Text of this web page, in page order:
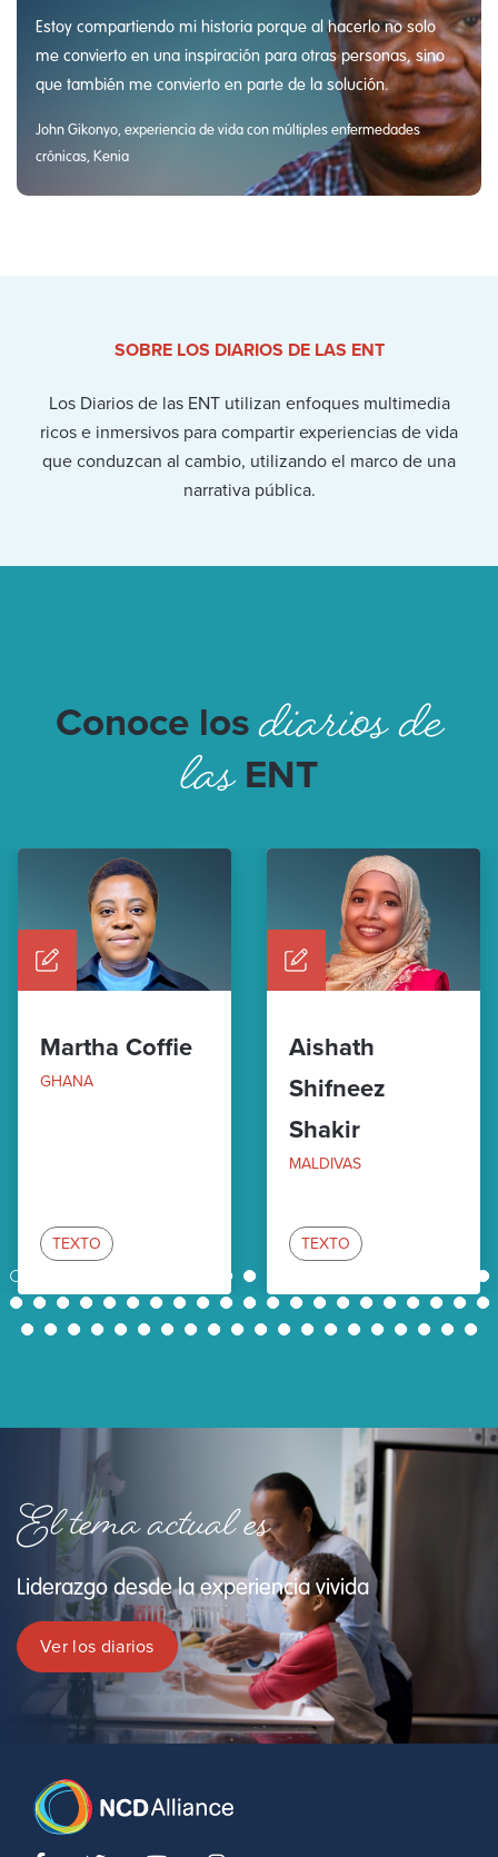
Estoy compartiendo mi historia porque al hacerlo no solo
me convierto en una inspiración para otras personas, sino
que también me convierto en parte de la solución.
John Gikonyo, experiencia de vida con múltiples enfermedades
crónicas, Kenia
SOBRE LOS DIARIOS DE LAS ENT
Los Diarios de las ENT utilizan enfoques multimedia
ricos e inmersivos para compartir experiencias de vida
que conduzcan al cambio, utilizando el marco de una
narrativa pública.
Conoce losdiarios de
lasENT
Martha Coffie
GHANA
TEXTO
Aishath
Shifneez
Shakir
MALDIVAS
TEXTO
1 10 11
21
22
23 24 25 26 27 28 29 30 31 32 33 34 35 36 37 38 39 40 41
42
43
44 45 46 47 48 49 50 51 52 53 54 55 56 57 58 59 60 61 62
El tema actual es
Liderazgo desde la experiencia vivida
Ver los diarios